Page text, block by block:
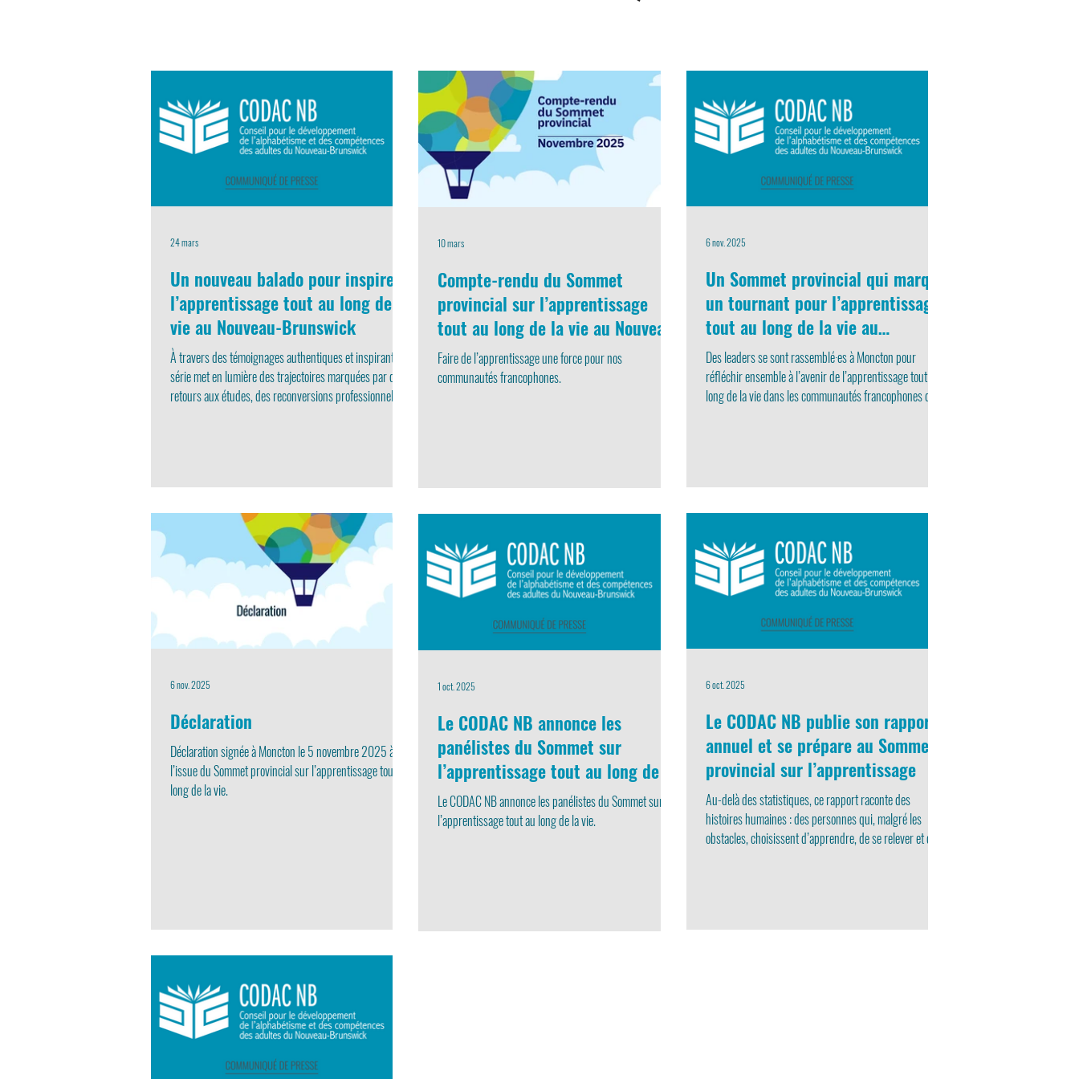
Un nouveau balado pour inspirer
l’apprentissage tout au long de la
vie au Nouveau-Brunswick
À travers des témoignages authentiques et inspirants, la
série met en lumière des trajectoires marquées par des
retours aux études, des reconversions professionnelles,
24 mars
Compte-rendu du Sommet
provincial sur l’apprentissage
tout au long de la vie au Nouveau-
Brunswick
Faire de l’apprentissage une force pour nos
communautés francophones.
10 mars
Un Sommet provincial qui marque
un tournant pour l’apprentissage
tout au long de la vie au
Nouveau-Brunswick
Des leaders se sont rassemblé·es à Moncton pour
réfléchir ensemble à l’avenir de l’apprentissage tout au
long de la vie dans les communautés francophones du
6 nov. 2025
Déclaration
Déclaration signée à Moncton le 5 novembre 2025 à
l’issue du Sommet provincial sur l’apprentissage tout au
long de la vie.
6 nov. 2025
Le CODAC NB publie son rapport
annuel et se prépare au Sommet
provincial sur l’apprentissage
Au-delà des statistiques, ce rapport raconte des
histoires humaines : des personnes qui, malgré les
obstacles, choisissent d’apprendre, de se relever et de
6 oct. 2025
Le CODAC NB annonce les
panélistes du Sommet sur
l’apprentissage tout au long de la
vie.
Le CODAC NB annonce les panélistes du Sommet sur
l’apprentissage tout au long de la vie.
1 oct. 2025